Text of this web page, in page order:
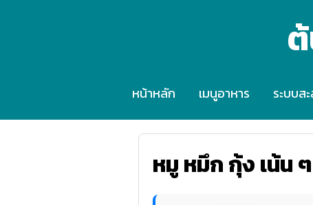
หน้าหลัก เมนูอาหาร ระบบส
หมู หมึก กุ้ง เน้น